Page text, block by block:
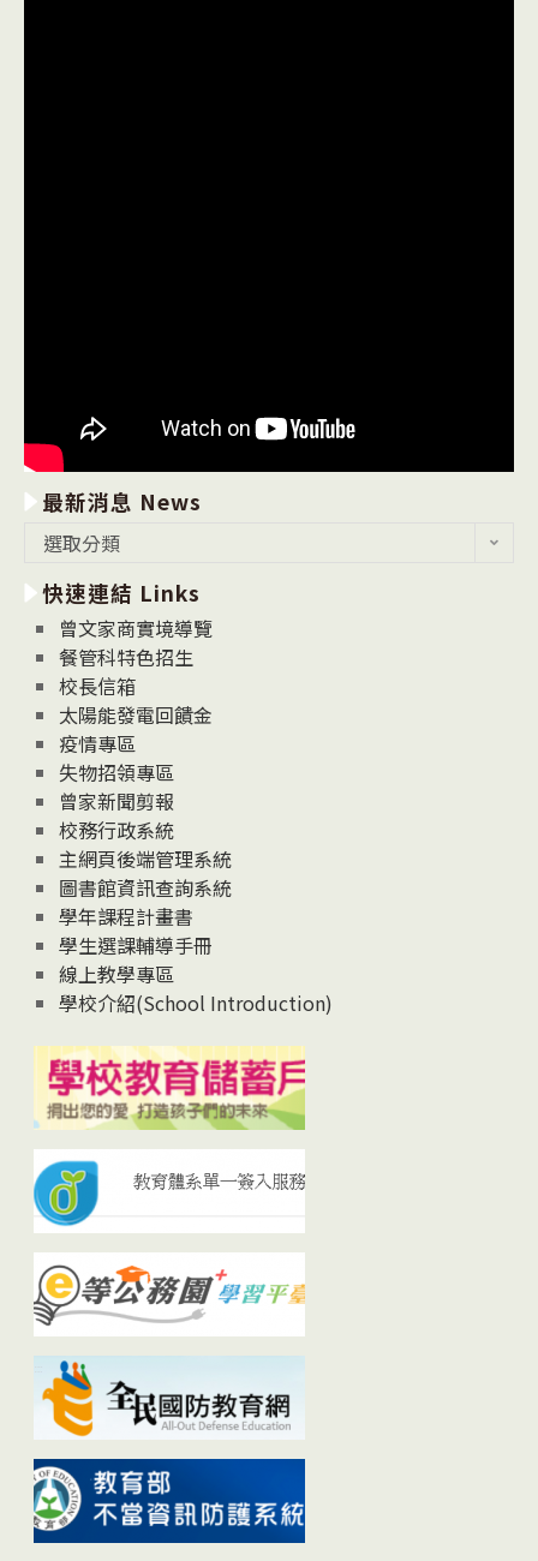
最新消息 News
消
息
News
選取分類
快速連結 Links
曾文家商實境導覽
餐管科特色招生
校長信箱
太陽能發電回饋金
疫情專區
失物招領專區
曾家新聞剪報
校務行政系統
主網頁後端管理系統
圖書館資訊查詢系統
學年課程計畫書
學生選課輔導手冊
線上教學專區
學校介紹(School Introduction)